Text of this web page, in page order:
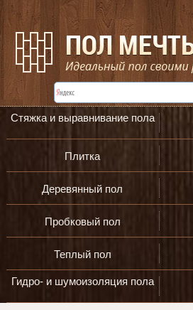
Стяжка и выравнивание пола
Плитка
Деревянный пол
Пробковый пол
Теплый пол
Гидро- и шумоизоляция пола